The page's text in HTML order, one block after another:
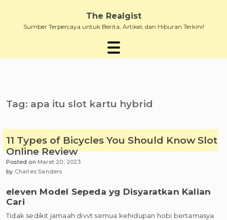
content
The Realgist
Sumber Terpercaya untuk Berita, Artikel, dan Hiburan Terkini!
Tag: apa itu slot kartu hybrid
11 Types of Bicycles You Should Know Slot
Online Review
Posted on Maret 20, 2023
by Charles Sanders
eleven Model Sepeda yg Disyaratkan Kalian
Cari
Tidak sedikit jamaah divvt semua kehidupan hobi bertamasya